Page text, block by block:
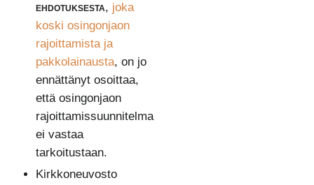
ehdotuksesta, joka
koski osingonjaon
rajoittamista ja
pakkolainausta, on jo
ennättänyt osoittaa,
että osingonjaon
rajoittamissuunnitelma
ei vastaa
tarkoitustaan.
Kirkkoneuvosto